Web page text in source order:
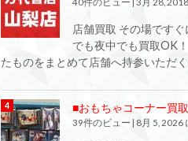
40件のビュー 3月 28,
店舗買取 その場です
でも夜中でも買取OK
たものをまとめて店舗へ持参いただ
■おもちゃコーナー買
39件のビュー | 8月 5, 2026